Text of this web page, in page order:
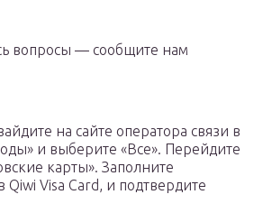
вопросы — сообщите нам
на сайте оператора связи в
и выберите «Все». Перейдите
карты». Заполните
Qiwi Visa Card, и подтвердите